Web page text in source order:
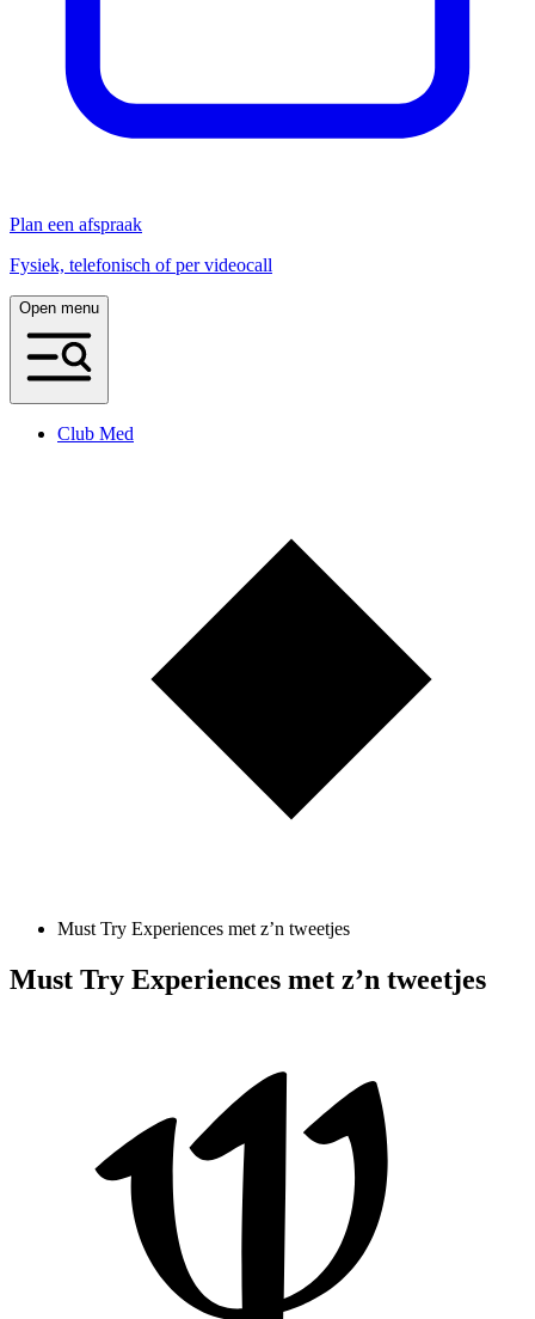
Plan een afspraak
Fysiek, telefonisch of per videocall
Open menu
Club Med
Must Try Experiences met z’n tweetjes
Must Try Experiences met z’n tweetjes